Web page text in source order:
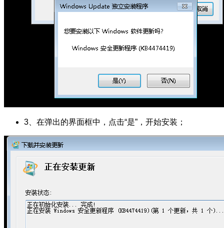
3、在弹出的界面框中，点击“是”，开始安装；